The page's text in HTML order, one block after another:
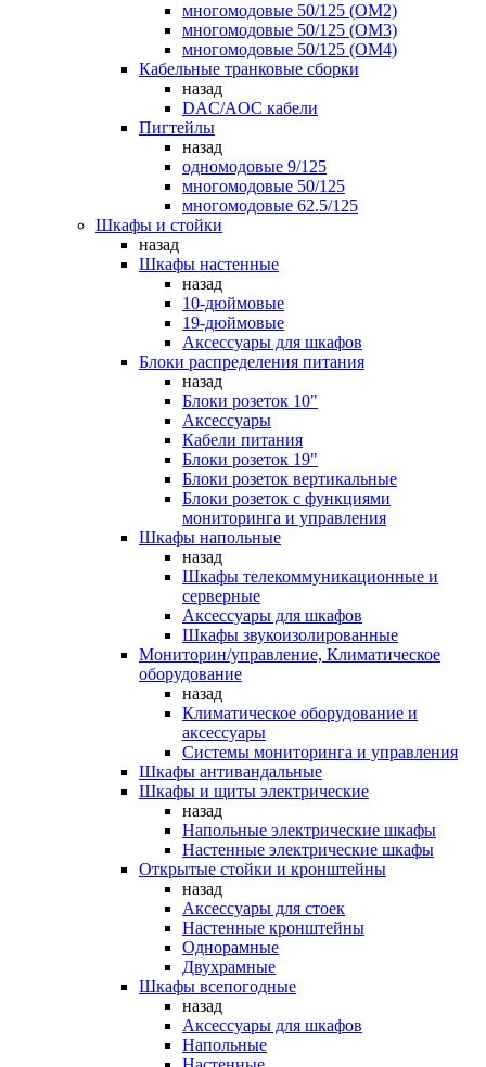
многомодовые 50/125 (OM2)
многомодовые 50/125 (OM3)
многомодовые 50/125 (OM4)
Кабельные транковые сборки
назад
DAC/AOC кабели
Пигтейлы
назад
одномодовые 9/125
многомодовые 50/125
многомодовые 62.5/125
Шкафы и стойки
назад
Шкафы настенные
назад
10-дюймовые
19-дюймовые
Аксессуары для шкафов
Блоки распределения питания
назад
Блоки розеток 10"
Аксессуары
Кабели питания
Блоки розеток 19"
Блоки розеток вертикальные
Блоки розеток с функциями
мониторинга и управления
Шкафы напольные
назад
Шкафы телекоммуникационные и
серверные
Аксессуары для шкафов
Шкафы звукоизолированные
Мониторин/управление, Климатическое
оборудование
назад
Климатическое оборудование и
аксессуары
Системы мониторинга и управления
Шкафы антивандальные
Шкафы и щиты электрические
назад
Напольные электрические шкафы
Настенные электрические шкафы
Открытые стойки и кронштейны
назад
Аксессуары для стоек
Настенные кронштейны
Однорамные
Двухрамные
Шкафы всепогодные
назад
Аксессуары для шкафов
Напольные